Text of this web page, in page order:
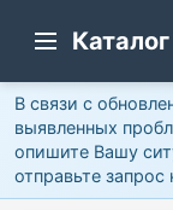
В связи с
выявленных
опишите Вашу
отправьте